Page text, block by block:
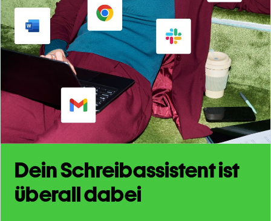
Dein Schreibassistent ist
überall dabei